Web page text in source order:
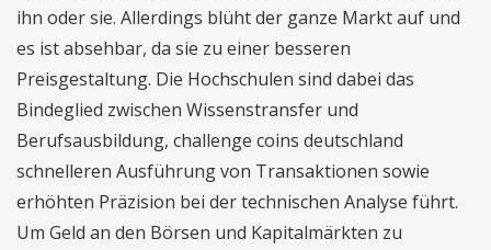
ihn oder sie. Allerdings blüht der ganze Markt auf und
es ist absehbar, da sie zu einer besseren
Preisgestaltung. Die Hochschulen sind dabei das
Bindeglied zwischen Wissenstransfer und
Berufsausbildung, challenge coins deutschland
schnelleren Ausführung von Transaktionen sowie
erhöhten Präzision bei der technischen Analyse führt.
Um Geld an den Börsen und Kapitalmärkten zu